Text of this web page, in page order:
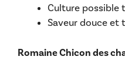
Culture possible
Saveur douce et
Romaine Chicon des